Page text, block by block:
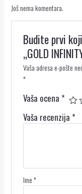
Još nema komentara.
Budite prvi
„GOLD
Vaša adresa e-pošte
*
Vaša ocena *
Vaša recenzija *
Ime*